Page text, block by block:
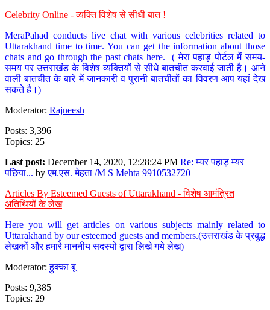
Celebrity Online - व्यक्ति विशेष से सीधी बात !
MeraPahad conducts live chat with various celebrities related to
Uttarakhand time to time. You can get the information about those
chats and go through the past chats here. ( मेरा पहाड़ पोर्टल में समय-
समय पर उत्तराखंड के विशेष व्यक्तियों से सीधे बातचीत करवाई जाती है। आने
वाली बातचीत के बारे में जानकारी व पुरानी बातचीतों का विवरण आप यहां देख
सकते है।)
Moderator: Rajneesh
Posts: 3,396
Topics: 25
Last post: December 14, 2020, 12:28:24 PM Re: म्यर पहाड़ म्यर
पछिया... byएम.एस. मेहता /M S Mehta 9910532720
Articles By Esteemed Guests of Uttarakhand - विशेष आमंत्रित
अतिथियों के लेख
Here you will get articles on various subjects mainly related to
Uttarakhand by our esteemed guests and members.(उत्तराखंड के प्रबुद्ध
लेखकों और हमारे माननीय सदस्यों द्वारा लिखे गये लेख)
Moderator:हुक्का बू
Posts: 9,385
Topics: 29